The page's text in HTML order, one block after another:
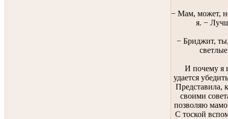
− Мам, может,
я. −
− Бриджит,
И почему я
удается
Представила,
своими
позволяю
С тоской